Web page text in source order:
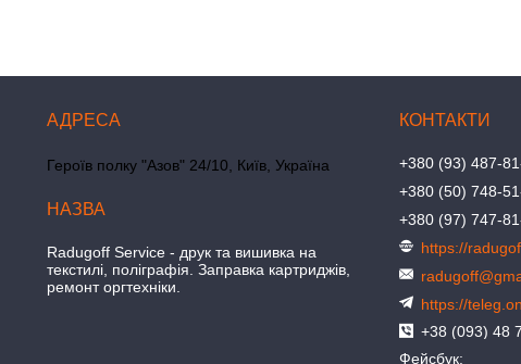
Героїв полку "Азов" 24/10, Київ, Україна
Radugoff Service - друк та вишивка на
текстилі, поліграфія. Заправка картриджів,
ремонт оргтехніки.
+380 (93) 487-
+380 (50) 748-
+380 (97) 747-
https://
https://
+38 (093) 48
Фейсбук